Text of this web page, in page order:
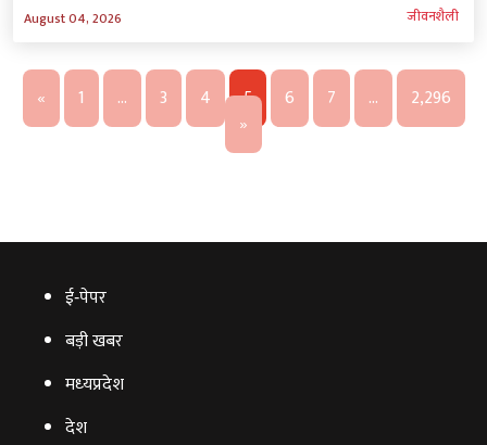
August 04, 2026 जीवनशैली
« 1 … 3 4 5 6 7 …
2,296
»
ई‑पेपर
बड़ी खबर
मध्‍यप्रदेश
देश